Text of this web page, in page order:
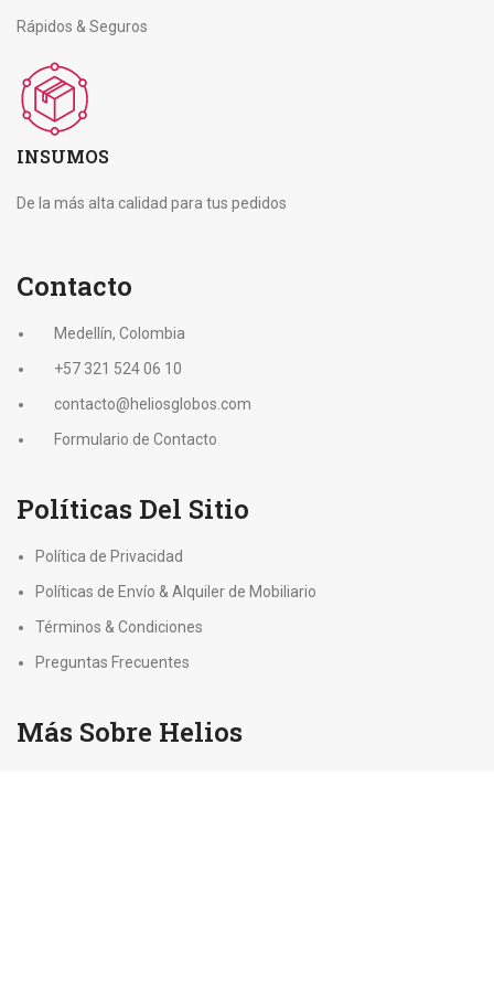
Rápidos & Seguros
INSUMOS
De la más alta calidad para tus pedidos
Contacto
Medellín, Colombia
+57 321 524 06 10
contacto@heliosglobos.com
Formulario de Contacto
Políticas Del Sitio
Política de Privacidad
Políticas de Envío & Alquiler de Mobiliario
Términos & Condiciones
Preguntas Frecuentes
Más Sobre Helios